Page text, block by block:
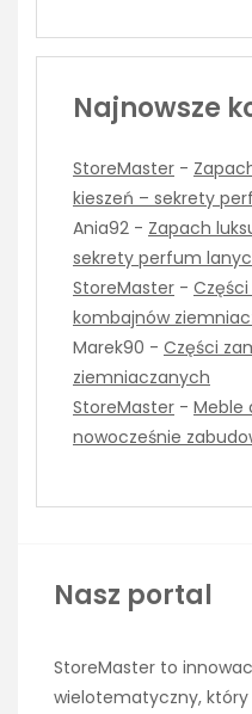
Najnowsze
StoreMaster -
kieszeń – sekrety
Ania92 - Zapach
sekrety perfum
StoreMaster -
kombajnów
Marek90 - Części
ziemniaczanych
StoreMaster - Meble
nowocześnie
Nasz portal
StoreMaster to
wielotematyczny, który